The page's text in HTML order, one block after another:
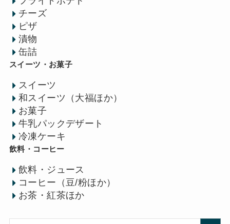
チーズ
ピザ
漬物
缶詰
スイーツ・お菓子
スイーツ
和スイーツ（大福ほか）
お菓子
牛乳パックデザート
冷凍ケーキ
飲料・コーヒー
飲料・ジュース
コーヒー（豆/粉ほか）
お茶・紅茶ほか